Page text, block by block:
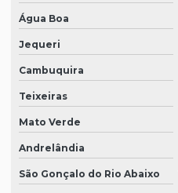
Água Boa
Jequeri
Cambuquira
Teixeiras
Mato Verde
Andrelândia
São Gonçalo do Rio Abaixo